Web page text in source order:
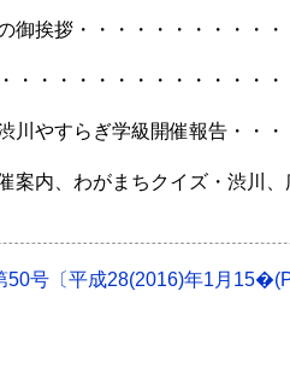
御挨拶・・・・・・・・・・
・・・・・・・・・・・・・
川やすらぎ学級開催報告・・
案内、わがまちクイズ・渋川
50号〔平成28(2016)年1月